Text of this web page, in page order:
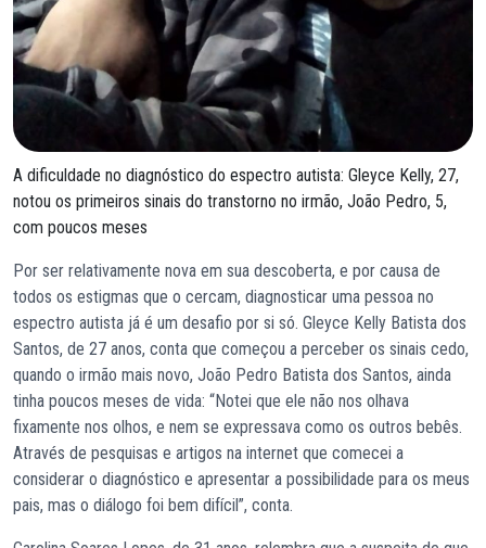
A dificuldade no diagnóstico do espectro autista: Gleyce Kelly, 27,
notou os primeiros sinais do transtorno no irmão, João Pedro, 5,
com poucos meses
Por ser relativamente nova em sua descoberta, e por causa de
todos os estigmas que o cercam, diagnosticar uma pessoa no
espectro autista já é um desafio por si só. Gleyce Kelly Batista dos
Santos, de 27 anos, conta que começou a perceber os sinais cedo,
quando o irmão mais novo, João Pedro Batista dos Santos, ainda
tinha poucos meses de vida: “Notei que ele não nos olhava
fixamente nos olhos, e nem se expressava como os outros bebês.
Através de pesquisas e artigos na internet que comecei a
considerar o diagnóstico e apresentar a possibilidade para os meus
pais, mas o diálogo foi bem difícil”, conta.